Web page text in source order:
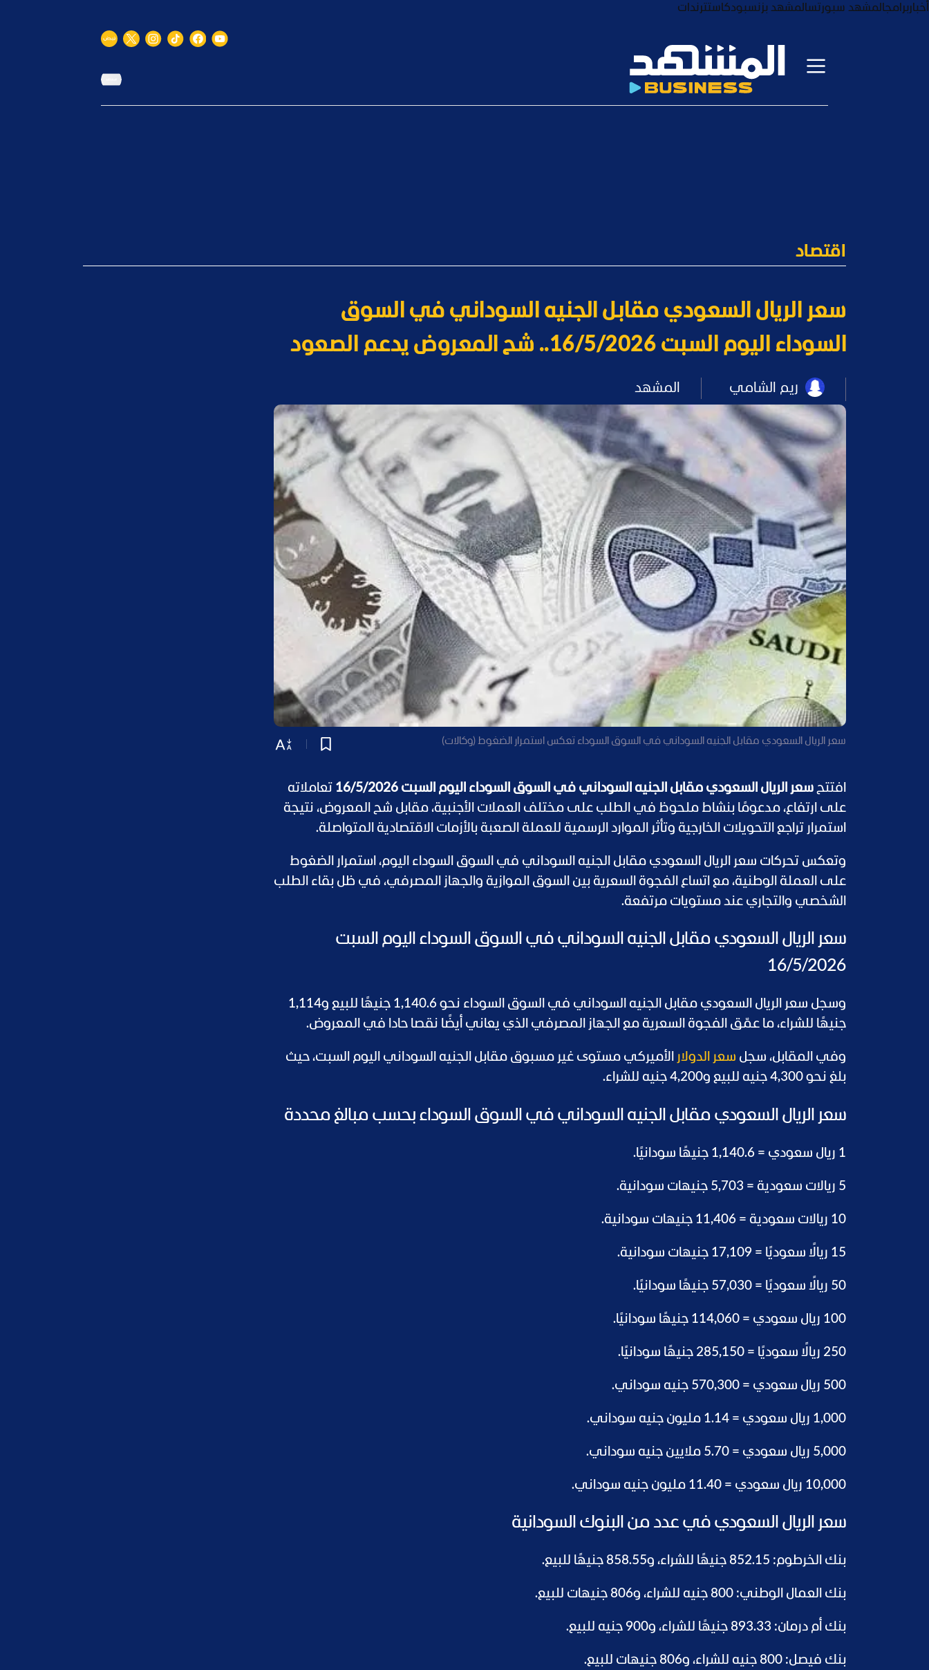
أخباربرامجالمشهد سبورتسالمشهد بزنسبودكاستترندات
اقتصاد
سعر الريال السعودي مقابل الجنيه السوداني في السوق
السوداء اليوم السبت 16/5/2026.. شح المعروض يدعم الصعود
ريم الشامي المشهد
سعر الريال السعودي مقابل الجنيه السوداني في السوق السوداء تعكس استمرار الضغوط (وكالات)
افتتح سعر الريال السعودي مقابل الجنيه السوداني في السوق السوداء اليوم السبت 16/5/2026
تعاملاته
على ارتفاع، مدعومًا بنشاط ملحوظ في الطلب على مختلف العملات الأجنبية، مقابل شح المعروض، نتيجة
استمرار تراجع التحويلات الخارجية وتأثر الموارد الرسمية للعملة الصعبة بالأزمات الاقتصادية المتواصلة.
وتعكس تحركات سعر الريال السعودي مقابل الجنيه السوداني في السوق السوداء اليوم، استمرار الضغوط
على العملة الوطنية، مع اتساع الفجوة السعرية بين السوق الموازية والجهاز المصرفي، في ظل بقاء الطلب
الشخصي والتجاري عند مستويات مرتفعة.
سعر الريال السعودي مقابل الجنيه السوداني في السوق السوداء اليوم السبت
16/5/2026
وسجل سعر الريال السعودي مقابل الجنيه السوداني في السوق السوداء نحو 1,140.6 جنيهًا للبيع و1,114
جنيهًا للشراء، ما عمّق الفجوة السعرية مع الجهاز المصرفي الذي يعاني أيضًا نقصا حادا في المعروض.
وفي المقابل، سجل سعر الدولار
الأميركي مستوى غير مسبوق مقابل الجنيه السوداني اليوم السبت، حيث
بلغ نحو 4,300 جنيه للبيع و4,200 جنيه للشراء.
سعر الريال السعودي مقابل الجنيه السوداني في السوق السوداء بحسب مبالغ محددة
1 ريال سعودي = 1,140.6 جنيهًا سودانيًا.
5 ريالات سعودية = 5,703 جنيهات سودانية.
10 ريالات سعودية = 11,406 جنيهات سودانية.
15 ريالًا سعوديًا = 17,109 جنيهات سودانية.
50 ريالًا سعوديًا = 57,030 جنيهًا سودانيًا.
100 ريال سعودي = 114,060 جنيهًا سودانيًا.
250 ريالًا سعوديًا = 285,150 جنيهًا سودانيًا.
500 ريال سعودي = 570,300 جنيه سوداني.
1,000 ريال سعودي = 1.14 مليون جنيه سوداني.
5,000 ريال سعودي = 5.70 ملايين جنيه سوداني.
10,000 ريال سعودي = 11.40 مليون جنيه سوداني.
سعر الريال السعودي في عدد من البنوك السودانية
بنك الخرطوم: 852.15 جنيهًا للشراء، و858.55 جنيهًا للبيع.
بنك العمال الوطني: 800 جنيه للشراء، و806 جنيهات للبيع.
بنك أم درمان: 893.33 جنيهًا للشراء، و900 جنيه للبيع.
بنك فيصل: 800 جنيه للشراء، و806 جنيهات للبيع.